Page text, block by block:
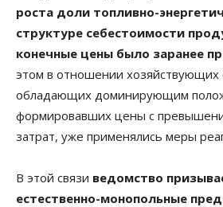
роста доли топливно-
структуре себестоимости
конечные цены было заранее
этом в отношении хозяйствующих
обладающих доминирующим
формировавших цены с
затрат, уже применялись меры
В этой связи ведомство
естественно-монопольные